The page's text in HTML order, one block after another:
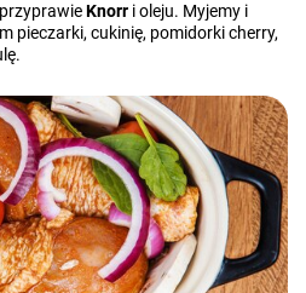
Knorr i oleju. Myjemy i
pieczarki, cukinię, pomidorki cherry,